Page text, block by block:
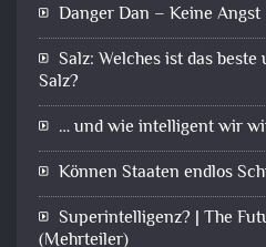
Danger Dan – Keine Angst
Salz: Welches ist das
Salz?
… und wie intelligent wir
Können Staaten endlos
Superintelligenz? | The
(Mehrteiler)